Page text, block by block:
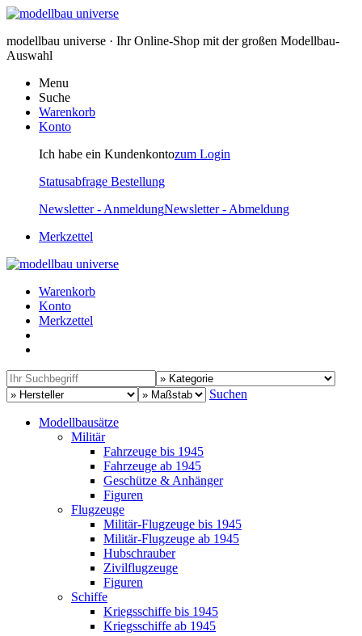
modellbau universe · Ihr Online-Shop mit der großen Modellbau-
Auswahl
Menu
Suche
Warenkorb
Konto
Ich habe ein Kundenkontozum Login
Statusabfrage Bestellung
Newsletter - AnmeldungNewsletter - Abmeldung
Merkzettel
Warenkorb
Konto
Merkzettel
Suchen
Modellbausätze
Militär
Fahrzeuge bis 1945
Fahrzeuge ab 1945
Geschütze & Anhänger
Figuren
Flugzeuge
Militär-Flugzeuge bis 1945
Militär-Flugzeuge ab 1945
Hubschrauber
Zivilflugzeuge
Figuren
Schiffe
Kriegsschiffe bis 1945
Kriegsschiffe ab 1945